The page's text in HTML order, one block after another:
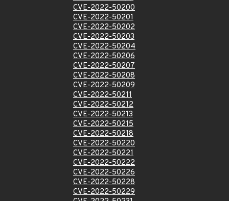
CVE-2022-50200
CVE-2022-50201
CVE-2022-50202
CVE-2022-50203
CVE-2022-50204
CVE-2022-50206
CVE-2022-50207
CVE-2022-50208
CVE-2022-50209
CVE-2022-50211
CVE-2022-50212
CVE-2022-50213
CVE-2022-50215
CVE-2022-50218
CVE-2022-50220
CVE-2022-50221
CVE-2022-50222
CVE-2022-50226
CVE-2022-50228
CVE-2022-50229